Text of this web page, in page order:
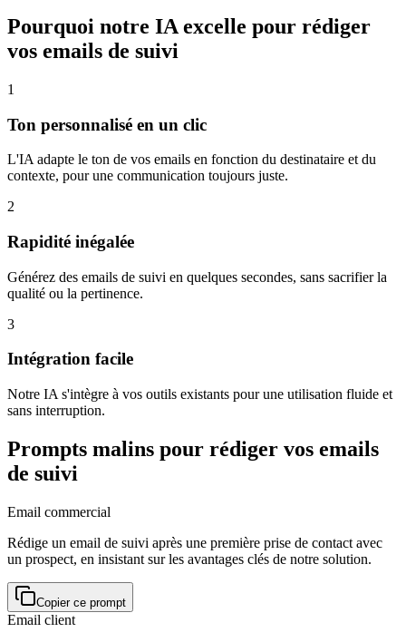
Pourquoi notre IA excelle pour rédiger
vos emails de suivi
1
Ton personnalisé en un clic
L'IA adapte le ton de vos emails en fonction du destinataire et du
contexte, pour une communication toujours juste.
2
Rapidité inégalée
Générez des emails de suivi en quelques secondes, sans sacrifier la
qualité ou la pertinence.
3
Intégration facile
Notre IA s'intègre à vos outils existants pour une utilisation fluide et
sans interruption.
Prompts malins pour rédiger vos emails
de suivi
Email commercial
Rédige un email de suivi après une première prise de contact avec
un prospect, en insistant sur les avantages clés de notre solution.
Copier ce prompt
Email client